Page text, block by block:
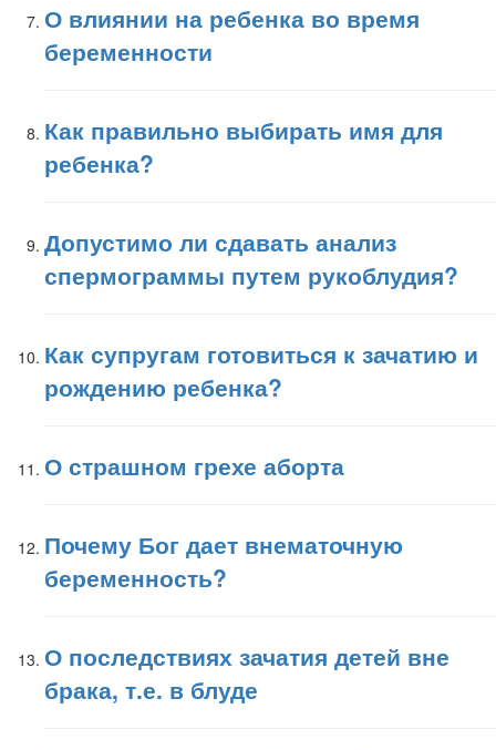
О влиянии на ребенка во время
беременности
Как правильно выбирать имя для
ребенка?
Допустимо ли сдавать анализ
спермограммы путем рукоблудия?
Как супругам готовиться к зачатию и
рождению ребенка?
О страшном грехе аборта
Почему Бог дает внематочную
беременность?
О последствиях зачатия детей вне
брака, т.е. в блуде